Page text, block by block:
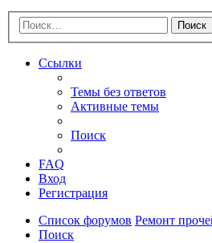
Поиск
Ссылки
Темы без ответов
Активные темы
Поиск
FAQ
Вход
Регистрация
Список форумов Ремонт
Поиск